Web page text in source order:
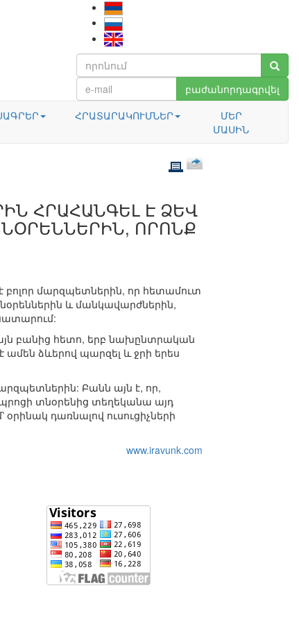
բաժանորդագրվել
ՀՐԱՏԱՐԱԿՈՒՄՆԵՐ
ՄԵՐ
ՄԱՍԻՆ
ՀՐԱՀԱՆԳԵԼ Է ՁԵՎ
ՈՐՈՆՔ
բոլոր մարզպետներին, որ հետամուտ
և մանկավարժներին,
բանից հետո, երբ նախընտրական
ամեն ձևերով պարզել և ջրի երես
Բանն այն է, որ,
տնօրենից տեղեկանա այդ
դառնալով ուսուցիչների
www.iravunk.com